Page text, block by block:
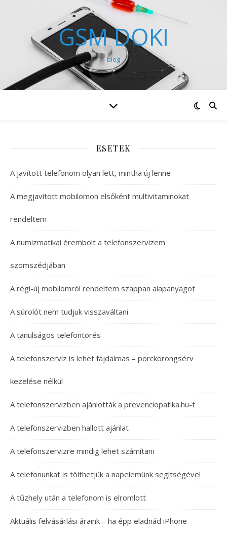
GSM DOKI
blog
ESETEK
A javított telefonom olyan lett, mintha új lenne
A megjavított mobilomon elsőként multivitaminokat
rendeltem
A numizmatikai érembolt a telefonszervizem
szomszédjában
A régi-új mobilomról rendeltem szappan alapanyagot
A súrolót nem tudjuk visszaváltani
A tanulságos telefontörés
A telefonszervíz is lehet fájdalmas – porckorongsérv
kezelése nélkül
A telefonszervizben ajánlották a prevenciopatika.hu-t
A telefonszervizben hallott ajánlat
A telefonszervizre mindig lehet számítani
A telefonunkat is tölthetjük a napelemünk segítségével
A tűzhely után a telefonom is elromlott
Aktuális felvásárlási áraink – ha épp eladnád iPhone